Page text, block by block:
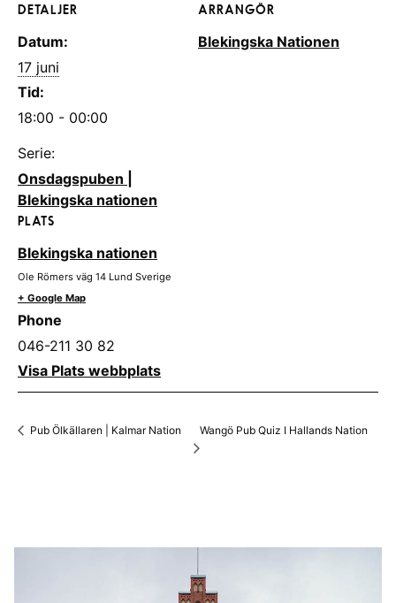
DETALJER
Datum:
17 juni
Tid:
18:00 - 00:00
Serie:
Onsdagspuben |
Blekingska nationen
PLATS
Blekingska nationen
Ole Römers väg 14 Lund Sverige
+ Google Map
Phone
046-211 30 82
Visa Plats webbplats
ARRANGÖR
Blekingska Nationen
Pub Ölkällaren | Kalmar Nation Wangö Pub Quiz I Hallands Nation